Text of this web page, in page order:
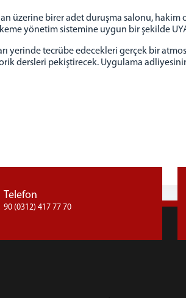
birer adet duruşma salonu, hakim
yönetim sistemine uygun bir şekilde
yerinde tecrübe edecekleri gerçek bir
dersleri pekiştirecek. Uygulama
Telefon
90 (0312) 417 77 70